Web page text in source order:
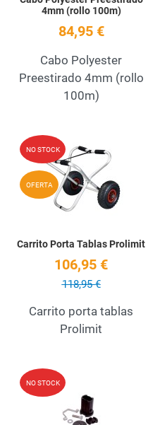
4mm (rollo 100m)
84,95 €
Cabo Polyester
Preestirado 4mm (rollo
100m)
Add to Wishlist
Quick View
NO STOCK
OFERTA
Carrito Porta Tablas Prolimit
106,95 €
118,95 €
Carrito porta tablas
Prolimit
Add to Wishlist
NO STOCK